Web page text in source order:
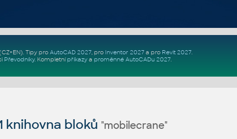
. Tipy pro AutoCAD 2027, pro Inventor 2027a pro Revit 2027.
Převodníky. Kompletní příkazya proměnné AutoCADu 2027.
knihovna bloků "mobilecrane"